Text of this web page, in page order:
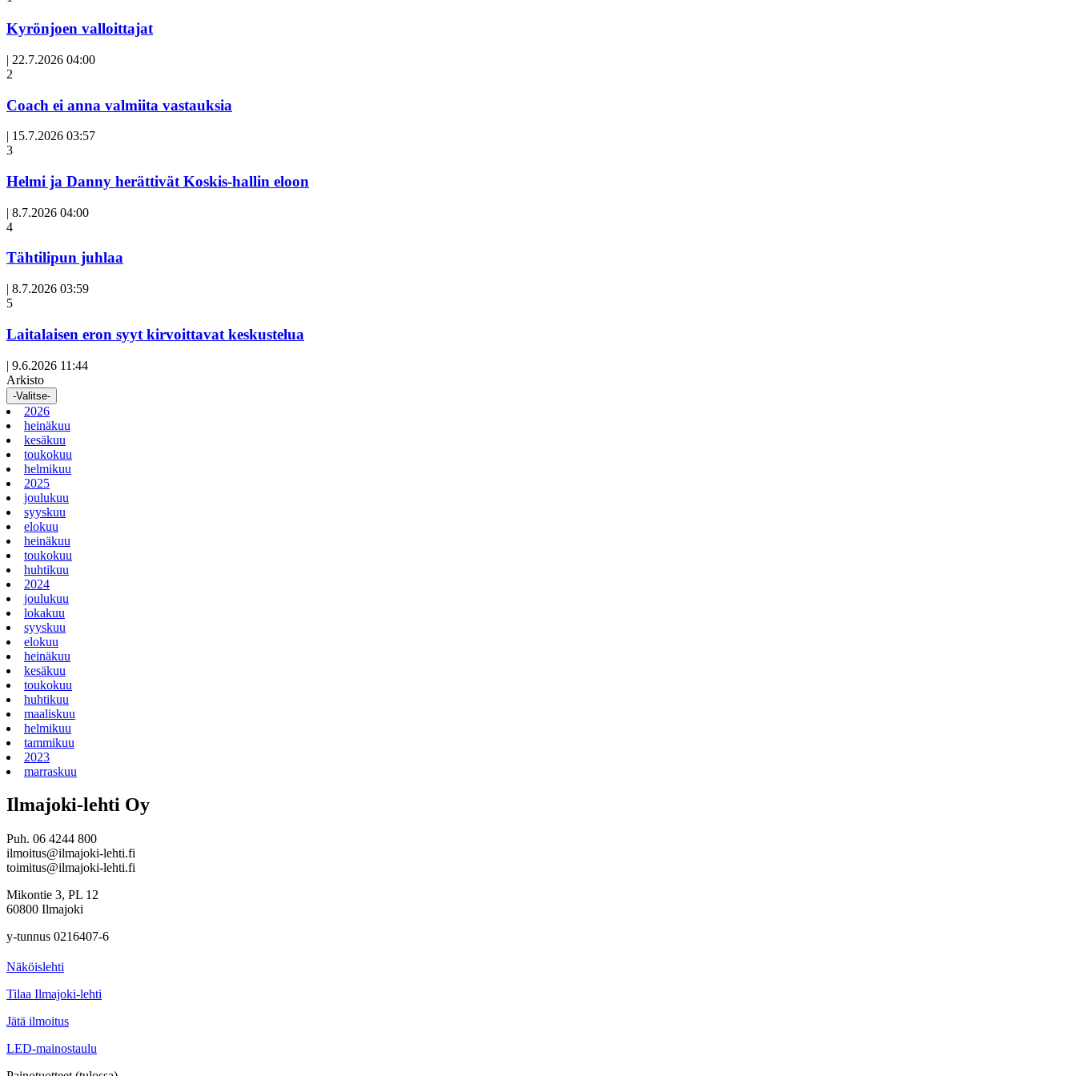
Kyrönjoen valloittajat
| 22.7.2026 04:00
Avoin
2
Coach ei anna valmiita vastauksia
| 15.7.2026 03:57
3
Helmi ja Danny herättivät Koskis-hallin eloon
| 8.7.2026 04:00
Avoin
4
Tähtilipun juhlaa
| 8.7.2026 03:59
Avoin
5
Laitalaisen eron syyt kirvoittavat keskustelua
| 9.6.2026 11:44
Arkisto
-Valitse-
2026
heinäkuu
kesäkuu
toukokuu
helmikuu
2025
joulukuu
syyskuu
elokuu
heinäkuu
toukokuu
huhtikuu
2024
joulukuu
lokakuu
syyskuu
elokuu
heinäkuu
kesäkuu
toukokuu
huhtikuu
maaliskuu
helmikuu
tammikuu
2023
marraskuu
Ilmajoki-lehti Oy
Puh. 06 4244 800
ilmoitus@ilmajoki-lehti.fi
toimitus@ilmajoki-lehti.fi
Mikontie 3, PL 12
60800 Ilmajoki
y-tunnus 0216407-6
Näköislehti
Tilaa Ilmajoki-lehti
Jätä ilmoitus
LED-mainostaulu